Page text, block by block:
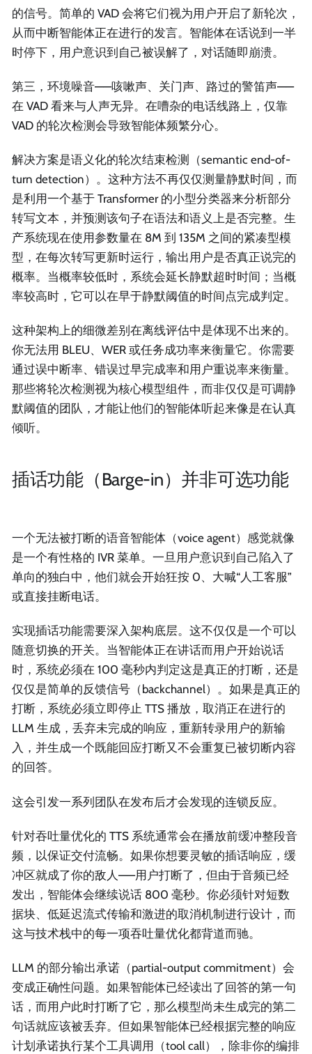
的信号。简单的 VAD 会将它们视为用户开启了新轮次，
从而中断智能体正在进行的发言。智能体在话说到一半
时停下，用户意识到自己被误解了，对话随即崩溃。
第三，环境噪音——咳嗽声、关门声、路过的警笛声——
在 VAD 看来与人声无异。在嘈杂的电话线路上，仅靠
VAD 的轮次检测会导致智能体频繁分心。
解决方案是语义化的轮次结束检测（semantic end-of-
turn detection）。这种方法不再仅仅测量静默时间，而
是利用一个基于 Transformer 的小型分类器来分析部分
转写文本，并预测该句子在语法和语义上是否完整。生
产系统现在使用参数量在 8M 到 135M 之间的紧凑型模
型，在每次转写更新时运行，输出用户是否真正说完的
概率。当概率较低时，系统会延长静默超时时间；当概
率较高时，它可以在早于静默阈值的时间点完成判定。
这种架构上的细微差别在离线评估中是体现不出来的。
你无法用 BLEU、WER 或任务成功率来衡量它。你需要
通过误中断率、错误过早完成率和用户重说率来衡量。
那些将轮次检测视为核心模型组件，而非仅仅是可调静
默阈值的团队，才能让他们的智能体听起来像是在认真
倾听。
插话功能（Barge-in）并非可选功能
一个无法被打断的语音智能体（voice agent）感觉就像
是一个有性格的 IVR 菜单。一旦用户意识到自己陷入了
单向的独白中，他们就会开始狂按 0、大喊“人工客服”
或直接挂断电话。
实现插话功能需要深入架构底层。这不仅仅是一个可以
随意切换的开关。当智能体正在讲话而用户开始说话
时，系统必须在 100 毫秒内判定这是真正的打断，还是
仅仅是简单的反馈信号（backchannel）。如果是真正的
打断，系统必须立即停止 TTS 播放，取消正在进行的
LLM 生成，丢弃未完成的响应，重新转录用户的新输
入，并生成一个既能回应打断又不会重复已被切断内容
的回答。
这会引发一系列团队在发布后才会发现的连锁反应。
针对吞吐量优化的 TTS 系统通常会在播放前缓冲整段音
频，以保证交付流畅。如果你想要灵敏的插话响应，缓
冲区就成了你的敌人——用户打断了，但由于音频已经
发出，智能体会继续说话 800 毫秒。你必须针对短数
据块、低延迟流式传输和激进的取消机制进行设计，而
这与技术栈中的每一项吞吐量优化都背道而驰。
LLM 的部分输出承诺（partial-output commitment）会
变成正确性问题。如果智能体已经读出了回答的第一句
话，而用户此时打断了它，那么模型尚未生成完的第二
句话就应该被丢弃。但如果智能体已经根据完整的响应
计划承诺执行某个工具调用（tool call），除非你的编排